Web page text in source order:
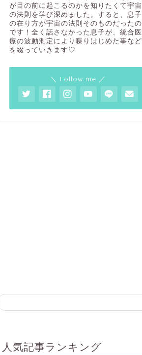
が目の前に起こるのかを知りたくて宇宙
の法則を学び深めました。すると、息子
の在り方が宇宙の法則そのものだったの
です！全く話さなかった息子が、統合医
療の波動測定により喋りはじめた事など
を綴っていきます♡
＼ Follow me ／
人気記事ランキング